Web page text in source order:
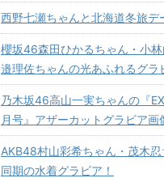
西野七瀬ちゃんと北海道冬旅デ
櫻坂46森田ひかるちゃん・小
邉理佐ちゃんの光あふれるグラ
乃木坂46高山一実ちゃんの『
月号』アザーカットグラビア画
AKB48村山彩希ちゃん・茂木
同期の水着グラビア！